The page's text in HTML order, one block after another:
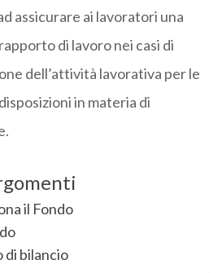
assicurare ai lavoratori una
di lavoro nei casi di
dell’attività lavorativa per le
in materia di
il Fondo
di bilancio